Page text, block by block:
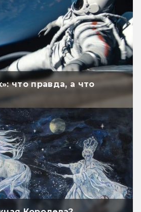
что правда, а что